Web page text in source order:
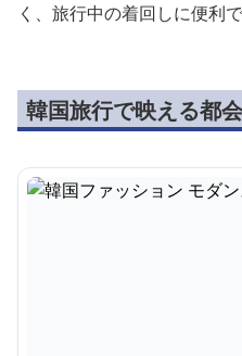
く、旅行中の着回しに便利で
韓国旅行で映える都